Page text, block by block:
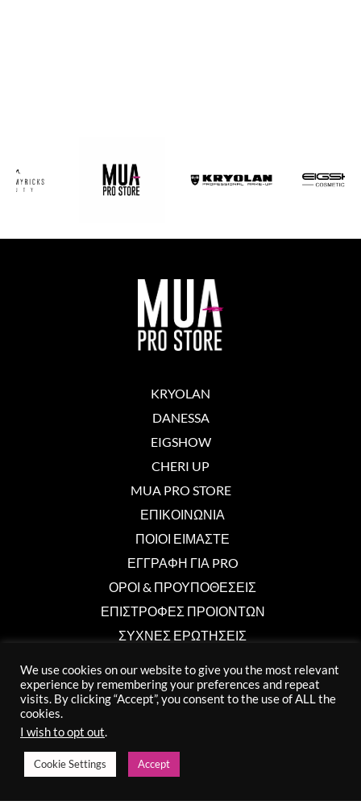
KRYOLAN
DANESSA
EIGSHOW
CHERI UP
MUA PRO STORE
ΕΠΙΚΟΙΝΩΝΙΑ
ΠΟΙΟΙ ΕΙΜΑΣΤΕ
ΕΓΓΡΑΦΗ ΓΙΑ PRO
ΟΡΟΙ & ΠΡΟΥΠΟΘΕΣΕΙΣ
ΕΠΙΣΤΡΟΦΕΣ ΠΡΟΙΟΝΤΩΝ
ΣΥΧΝΕΣ ΕΡΩΤΗΣΕΙΣ
Επικοινωνία
96 000 750
We use cookies on our website to give you the most relevant
experience by remembering your preferences and repeat
visits. By clicking “Accept”, you consent to the use of ALL the
cookies.
I wish to opt out.
Cookie Settings Accept